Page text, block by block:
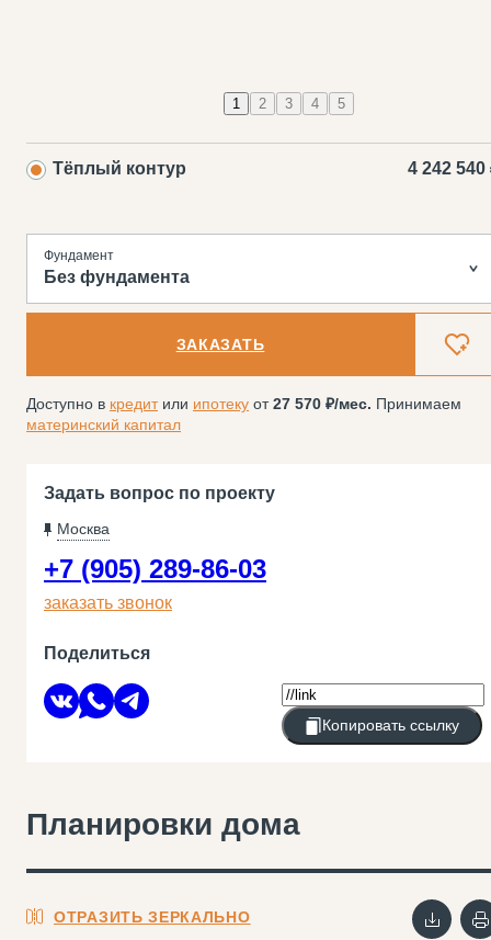
1 2 3 4 5
Тёплый контур 4 242 540
Фундамент
Без фундамента
ЗАКАЗАТЬ
Доступно в кредитили ипотеку от27 570 /мес. Принимаем
материнский капитал
Задать вопрос по проекту
Москва
+7 (905) 289-86-03
заказать звонок
Поделиться
Копировать ссылку
Планировки дома
ОТРАЗИТЬ ЗЕРКАЛЬНО